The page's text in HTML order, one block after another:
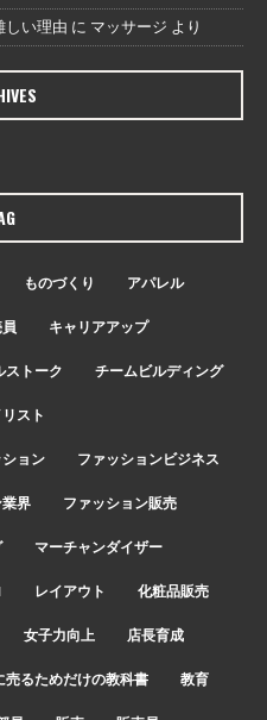
しい理由 に マッサージ より
ものづくり アパレル
キャリアアップ
ストーク チームビルディング
スト
ョン ファッションビジネス
界 ファッション販売
マーチャンダイザー
レイアウト 化粧品販売
女子力向上 店長育成
売るためだけの教科書 教育